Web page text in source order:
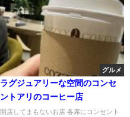
グルメ
ラグジュアリーな空間のコンセ
ントアリのコーヒー店
開店してまもないお店 各席にコンセント